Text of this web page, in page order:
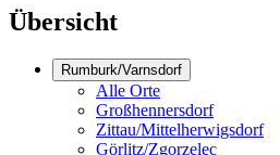
Übersicht
Rumburk/Varnsdorf
Alle Orte
Großhennersdorf
Zittau/Mittelherwigsdorf
Görlitz/Zgorzelec